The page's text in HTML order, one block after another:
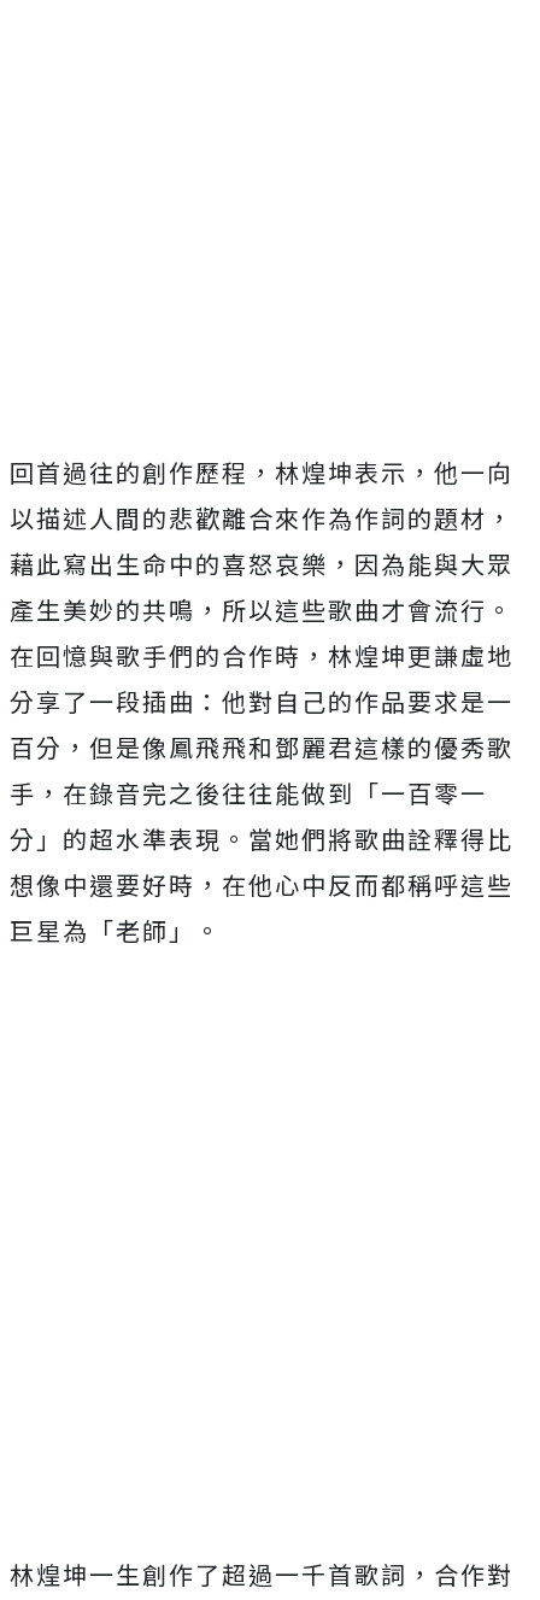
回首過往的創作歷程，林煌坤表示， 他一向
以描述人間的悲歡離合來作為作詞的題材，
藉此寫出生命中的喜怒哀樂，因為能與大眾
產生美妙的共鳴， 所以這些歌曲才會流行。
在回憶與歌手們的合作時， 林煌坤更謙虛地
分享了一段插曲：他對自己的作品要求是一
百分， 但是像鳳飛飛和鄧麗君這樣的優秀歌
手，在錄音完之後往往能做到「一百零一
分」的超水準表現。 當她們將歌曲詮釋得比
想像中還要好時， 在他心中反而都稱呼這些
巨星為「老師」。
林煌坤一生創作了超過一千首歌詞，合作對